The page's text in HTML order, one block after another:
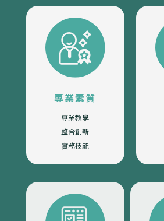
專業素質
專業教學
整合創新
實務技能